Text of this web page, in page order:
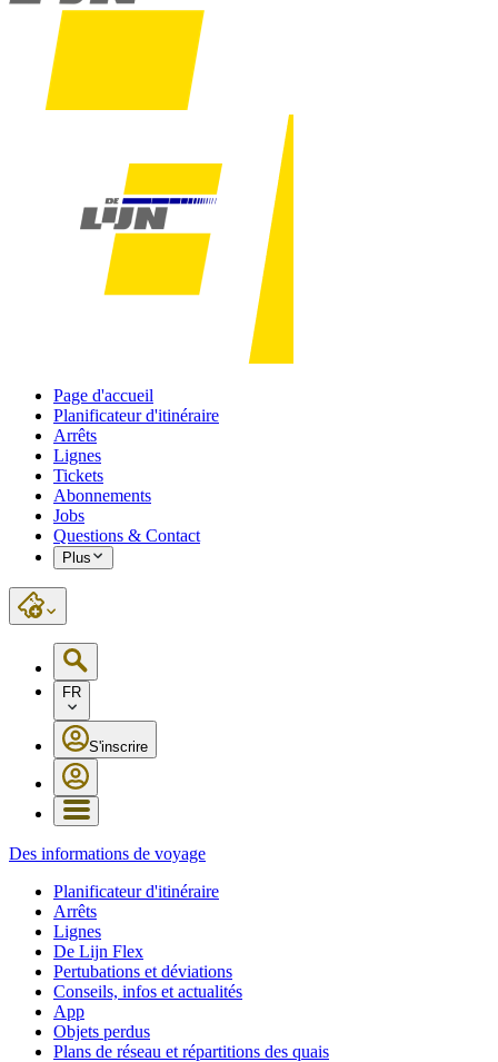
Page d'accueil
Planificateur d'itinéraire
Arrêts
Lignes
Tickets
Abonnements
Jobs
Questions & Contact
Plus
FR
S'inscrire
Des informations de voyage
Planificateur d'itinéraire
Arrêts
Lignes
De Lijn Flex
Pertubations et déviations
Conseils, infos et actualités
App
Objets perdus
Plans de réseau et répartitions des quais